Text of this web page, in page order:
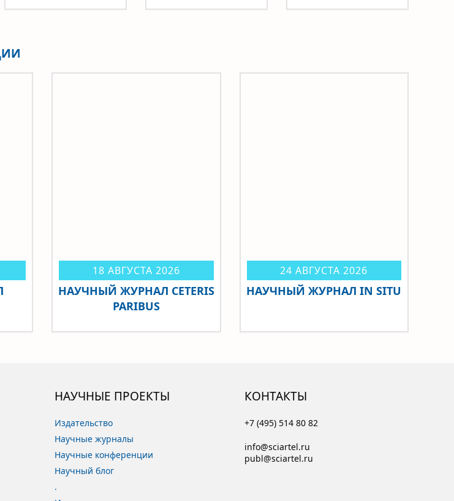
18 АВГУСТА 2026
НАУЧНЫЙ ЖУРНАЛ CETERIS
PARIBUS
24 АВГУСТА 2026
НАУЧНЫЙ ЖУРНАЛ IN SITU
НАУЧНЫЕ ПРОЕКТЫ
Издательство
Научные журналы
Научные конференции
Научный блог
.
КОНТАКТЫ
+7 (495) 514 80 82
info@sciartel.ru
publ@sciartel.ru